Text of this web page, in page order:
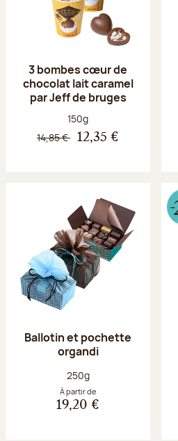
3 bombes cœur de
chocolat lait caramel
par Jeff de bruges
Poids net :
150g
14,85 € 12,35 €
Ballotin et pochette
organdi
Poids net :
250g
À partir de
19,20 €